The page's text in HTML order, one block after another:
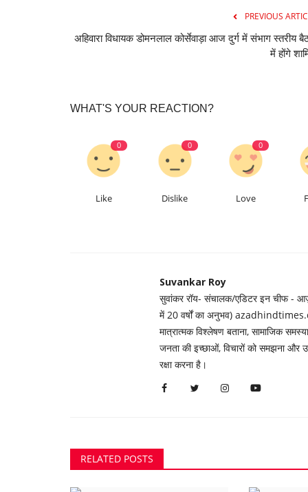
PREVIOUS
अहिवारा विधायक डोमनलाल कोर्सेवाड़ा आज दुर्ग में संभाग स्तरीय
में होंगे
WHAT'S YOUR REACTION?
0
Like
0
Dislike
0
Love
Suvankar Roy
सुवांकर रॉय- संचालक/एडिटर इन चीफ -
में 20 वर्षों का अनुभव)
मात्रात्मक विश्लेषण बताना, सामाजिक
जनता की इच्छाओं, विचारों को समझना और
रक्षा करना है।
RELATED POSTS